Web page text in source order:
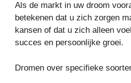
Als de markt in uw droom
betekenen dat u zich zorgen
kansen of dat u zich alleen
succes en persoonlijke groei.
Dromen over specifieke